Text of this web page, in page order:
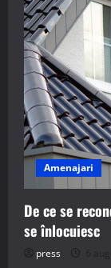
Amenajari
De ce se
se înlocuiesc
press 6